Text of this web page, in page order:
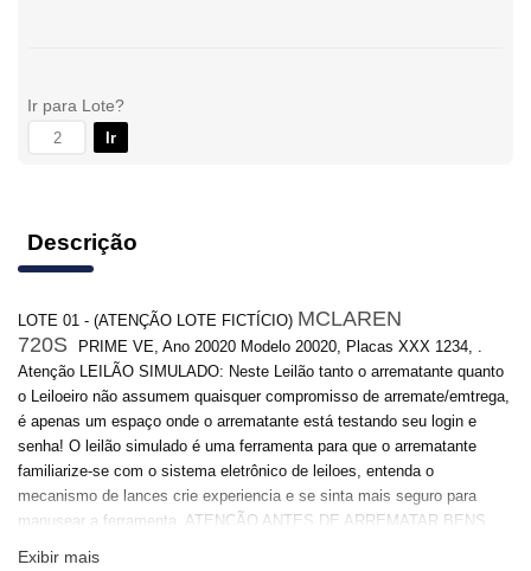
Descrição
LOTE 01 - (ATENÇÃO LOTE FICTÍCIO) MCLAREN
720S
PRIME VE, Ano 20020 Modelo 20020, Placas XXX 1234, .
Atenção LEILÃO SIMULADO: Neste Leilão tanto o arrematante quanto
o Leiloeiro não assumem quaisquer compromisso de arremate/emtrega,
é apenas um espaço onde o arrematante está testando seu login e
senha! O leilão simulado é uma ferramenta para que o arrematante
familiarize-se com o sistema eletrônico de leiloes, entenda o
mecanismo de lances crie experiencia e se sinta mais seguro para
manusear a ferramenta. ATENÇÃO ANTES DE ARREMATAR BENS
Exibir mais
Ir para Lote?
Ir